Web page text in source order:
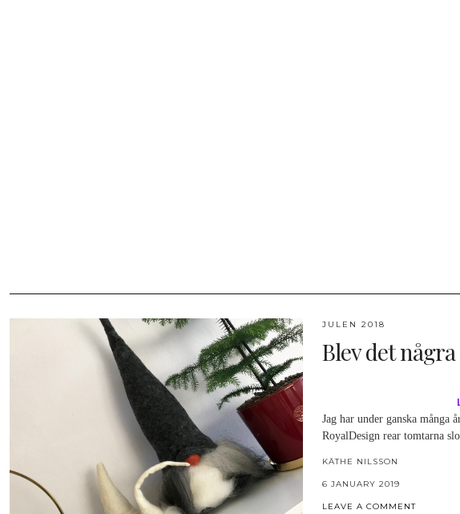
JULEN 2018
Blev det
Jag har under ganska
RoyalDesign rear tomtarna
KÄTHE NILSSON
6 JANUARY 2019
LEAVE A COMMENT